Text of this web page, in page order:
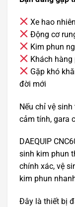
Xe hao
Động cơ
Kim phun
Khách hàng
Gặp khó
đời mới
Nếu chỉ vệ
cảm tính, gara
DAEQUIP
sinh kim phun
chính xác, vệ
kim phun
Đây là thiết bị